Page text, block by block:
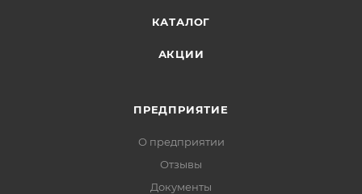
КАТАЛОГ
АКЦИИ
ПРЕДПРИЯТИЕ
О предприятии
Отзывы
Документы